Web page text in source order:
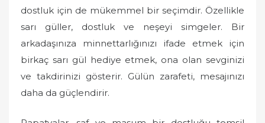
dostluk için de mükemmel bir seçimdir. Özellikle
sarı güller, dostluk ve neşeyi simgeler. Bir
arkadaşınıza minnettarlığınızı ifade etmek için
birkaç sarı gül hediye etmek, ona olan sevginizi
ve takdirinizi gösterir. Gülün zarafeti, mesajınızı
daha da güçlendirir.